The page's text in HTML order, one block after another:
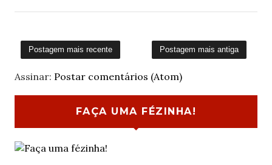
Postagem mais recente Postagem mais antiga
Assinar: Postar comentários (Atom)
FAÇA UMA FÉZINHA!